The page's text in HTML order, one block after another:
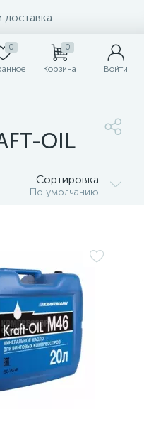
доставка
0 0
Корзина Войти
OIL
Сортировка
По умолчанию